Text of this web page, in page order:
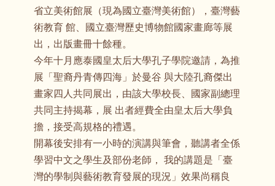
省立美術館展（現為國立臺灣美術館），臺灣藝
術教育 館、國立臺灣歷史博物館國家畫廊等展
出，出版畫冊十餘種。
今年十月應泰國皇太后大學孔子學院邀請，為推
展「聖裔丹青傳四海」於曼谷 與大陸孔裔傑出
畫家四人共同展出，由該大學校長、國家副總理
共同主持揭幕，展 出者經費全由皇太后大學負
擔，接受高規格的禮遇。
開幕後安排有一小時的演講與筆會，聽講者全係
學習中文之學生及部份老師， 我的講題是「臺
灣的學制與藝術教育發展的現況」效果尚稱良